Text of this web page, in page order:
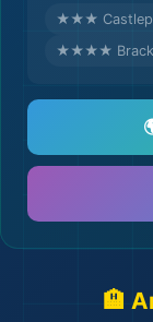
★★★
★★★★
🏨